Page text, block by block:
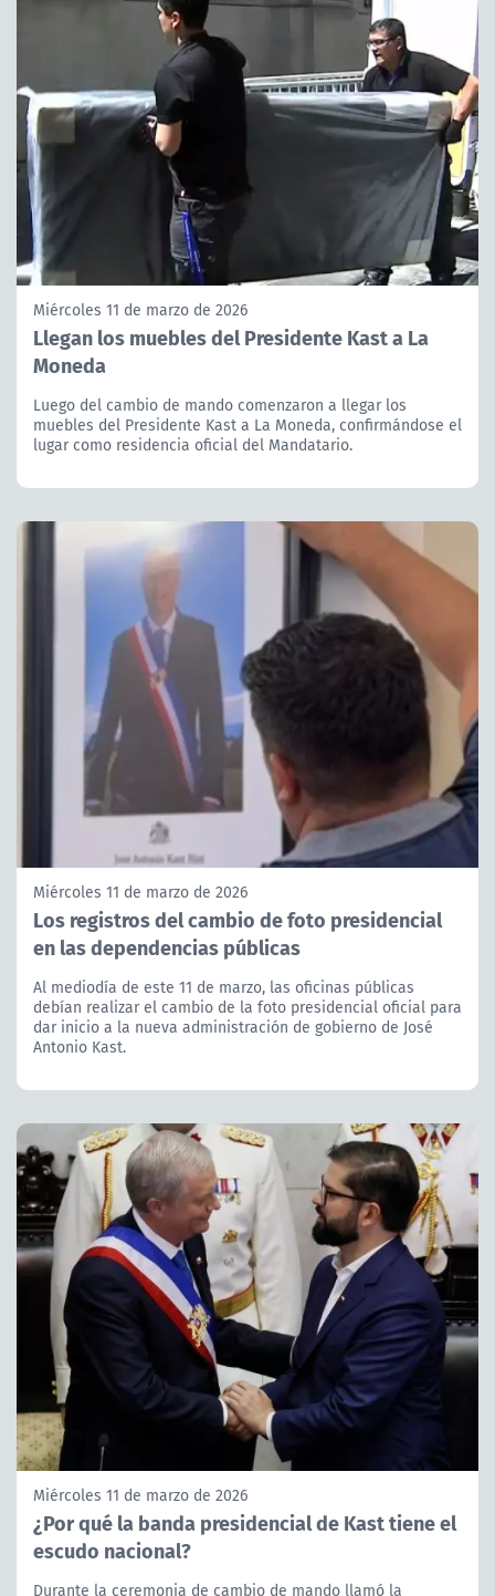
Miércoles 11 de marzo de 2026
Llegan los muebles del Presidente Kast a La
Moneda
Luego del cambio de mando comenzaron a llegar los
muebles del Presidente Kast a La Moneda, confirmándose el
lugar como residencia oficial del Mandatario.
Miércoles 11 de marzo de 2026
Los registros del cambio de foto presidencial
en las dependencias públicas
Al mediodía de este 11 de marzo, las oficinas públicas
debían realizar el cambio de la foto presidencial oficial para
dar inicio a la nueva administración de gobierno de José
Antonio Kast.
Miércoles 11 de marzo de 2026
¿Por qué la banda presidencial de Kast tiene el
escudo nacional?
Durante la ceremonia de cambio de mando llamó la